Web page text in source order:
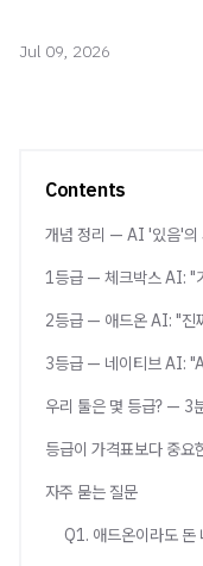
Jul 09, 2026
Contents
개념 정리 — AI '있음'의
1등급 — 체크박스 AI: "
2등급 — 애드온 AI: "진
3등급 — 네이티브 AI:
우리 툴은 몇 등급? — 3
등급이 가격표보다 중요
자주 묻는 질문
Q1. 애드온이라도 돈